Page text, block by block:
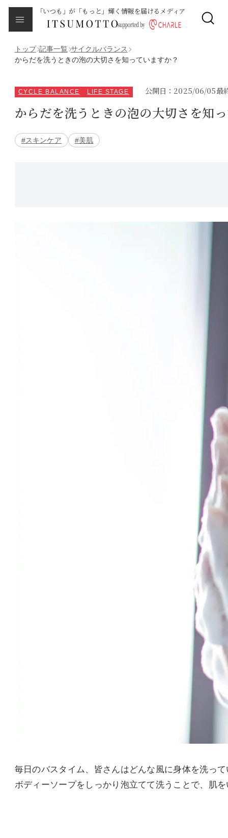
「いつも」が「もっと」輝く情報を届けるメディア
エイジング
サイクルバランス
トップ 記事一覧 サイクルバランス
からだを洗うときの泡の大切さを知っていますか？
CYCLE BALANCE LIFE STAGE 公開日：2025/06/05最
からだを洗うときの泡の大切さを知
#スキンケア #美肌
毎日のバスタイム、皆さんはどんな風に身体を洗っ
ボディーソープをしっかり泡立てて洗うことで、肌